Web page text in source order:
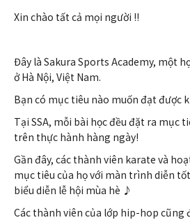
Xin chào tất cả mọi người !!
Đây là Sakura Sports Academy, một
ở Hà Nội, Việt Nam.
Bạn có mục tiêu nào muốn đạt được
Tại SSA, mỗi bài học đều đặt ra mục
trên thực hành hàng ngày!
Gần đây, các thành viên karate và
mục tiêu của họ với màn trình diễn
biểu diễn lễ hội mùa hè ♪
Các thành viên của lớp hip-hop cũng